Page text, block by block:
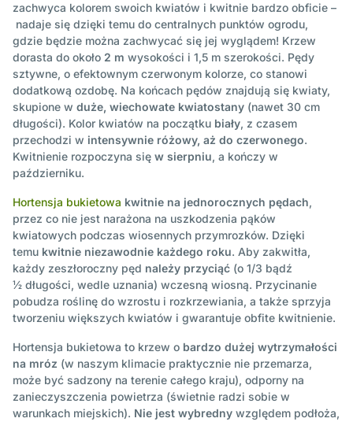
zachwyca kolorem swoich kwiatów i kwitnie bardzo obficie –
nadaje się dzięki temu do centralnych punktów ogrodu,
gdzie będzie można zachwycać się jej wyglądem! Krzew
dorasta do około 2 m wysokości i 1,5 m szerokości. Pędy
sztywne, o efektownym czerwonym kolorze, co stanowi
dodatkową ozdobę. Na końcach pędów znajdują się kwiaty,
skupione w duże, wiechowate kwiatostany (nawet 30 cm
długości). Kolor kwiatów na początku biały, z czasem
przechodzi w intensywnie różowy, aż do czerwonego.
Kwitnienie rozpoczyna się w sierpniu, a kończy w
październiku.
Hortensja bukietowa kwitnie na jednorocznych pędach,
przez co nie jest narażona na uszkodzenia pąków
kwiatowych podczas wiosennych przymrozków. Dzięki
temu kwitnie niezawodnie każdego roku. Aby zakwitła,
każdy zeszłoroczny pęd należy przyciąć (o 1/3 bądź
½ długości, wedle uznania) wczesną wiosną. Przycinanie
pobudza roślinę do wzrostu i rozkrzewiania, a także sprzyja
tworzeniu większych kwiatów i gwarantuje obfite kwitnienie.
Hortensja bukietowa to krzew o bardzo dużej wytrzymałości
na mróz (w naszym klimacie praktycznie nie przemarza,
może być sadzony na terenie całego kraju), odporny na
zanieczyszczenia powietrza (świetnie radzi sobie w
warunkach miejskich). Nie jest wybredny względem podłoża,